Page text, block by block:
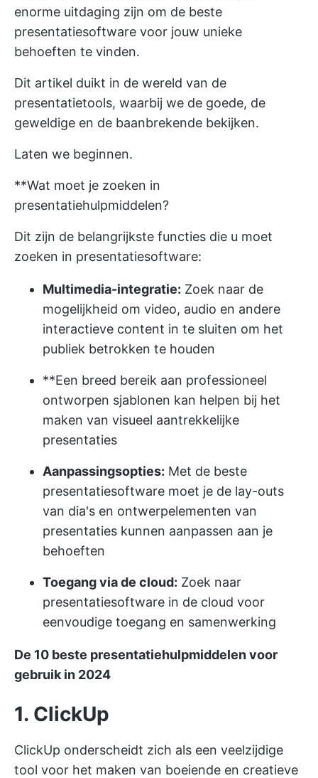
enorme uitdaging zijn om de beste
presentatiesoftware voor jouw unieke
behoeften te vinden.
Dit artikel duikt in de wereld van de
presentatietools, waarbij we de goede, de
geweldige en de baanbrekende bekijken.
Laten we beginnen.
**Wat moet je zoeken in
presentatiehulpmiddelen?
Dit zijn de belangrijkste functies die u moet
zoeken in presentatiesoftware:
Multimedia-integratie: Zoek naar de
mogelijkheid om video, audio en andere
interactieve content in te sluiten om het
publiek betrokken te houden
**Een breed bereik aan professioneel
ontworpen sjablonen kan helpen bij het
maken van visueel aantrekkelijke
presentaties
Aanpassingsopties: Met de beste
presentatiesoftware moet je de lay-outs
van dia's en ontwerpelementen van
presentaties kunnen aanpassen aan je
behoeften
Toegang via de cloud: Zoek naar
presentatiesoftware in de cloud voor
eenvoudige toegang en samenwerking
De 10 beste presentatiehulpmiddelen voor
gebruik in 2024
1. ClickUp
ClickUp onderscheidt zich als een veelzijdige
tool voor het maken van boeiende en creatieve